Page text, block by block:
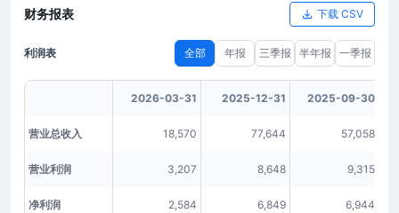
财务报表 下载 CSV
利润表 全部 年报 三季报 半年报 一季报
2026-03-31 2025-12-31 2025-09-30
营业总收入 18,570 77,644 57,058
营业利润 3,207 8,648 9,315
净利润 2,584 6,849 6,944